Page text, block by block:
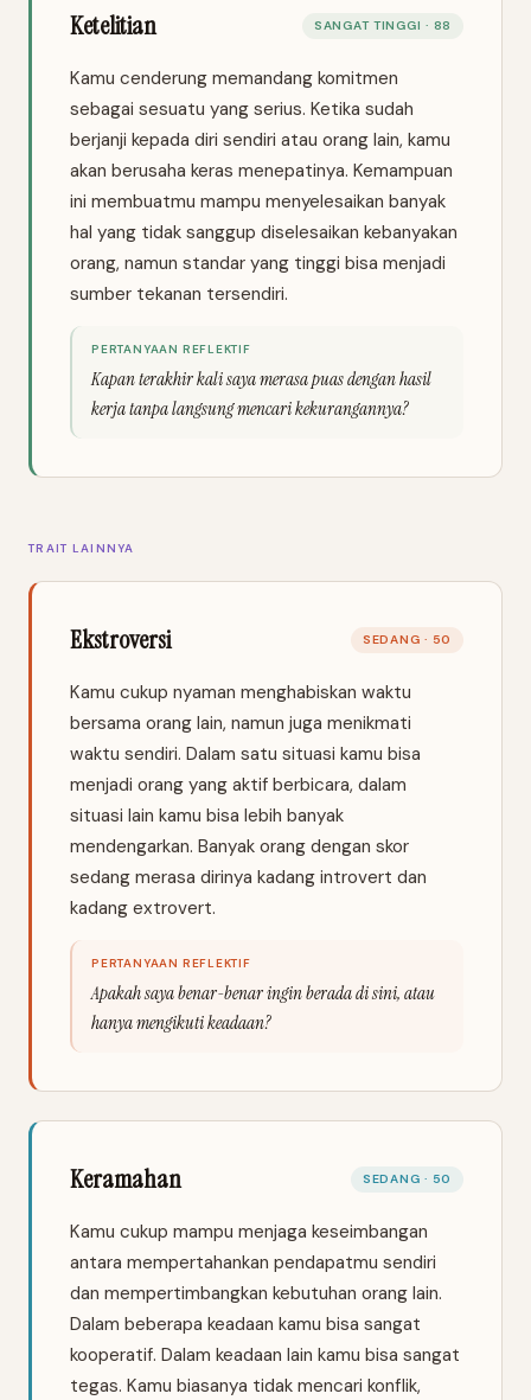
Ketelitian SANGAT TINGGI · 88
Kamu cenderung memandang komitmen
sebagai sesuatu yang serius. Ketika sudah
berjanji kepada diri sendiri atau orang lain, kamu
akan berusaha keras menepatinya. Kemampuan
ini membuatmu mampu menyelesaikan banyak
hal yang tidak sanggup diselesaikan kebanyakan
orang, namun standar yang tinggi bisa menjadi
sumber tekanan tersendiri.
PERTANYAAN REFLEKTIF
Kapan terakhir kali saya merasa puas dengan hasil
kerja tanpa langsung mencari kekurangannya?
TRAIT LAINNYA
Ekstroversi SEDANG · 50
Kamu cukup nyaman menghabiskan waktu
bersama orang lain, namun juga menikmati
waktu sendiri. Dalam satu situasi kamu bisa
menjadi orang yang aktif berbicara, dalam
situasi lain kamu bisa lebih banyak
mendengarkan. Banyak orang dengan skor
sedang merasa dirinya kadang introvert dan
kadang extrovert.
PERTANYAAN REFLEKTIF
Apakah saya benar-benar ingin berada di sini, atau
hanya mengikuti keadaan?
Keramahan SEDANG · 50
Kamu cukup mampu menjaga keseimbangan
antara mempertahankan pendapatmu sendiri
dan mempertimbangkan kebutuhan orang lain.
Dalam beberapa keadaan kamu bisa sangat
kooperatif. Dalam keadaan lain kamu bisa sangat
tegas. Kamu biasanya tidak mencari konflik,